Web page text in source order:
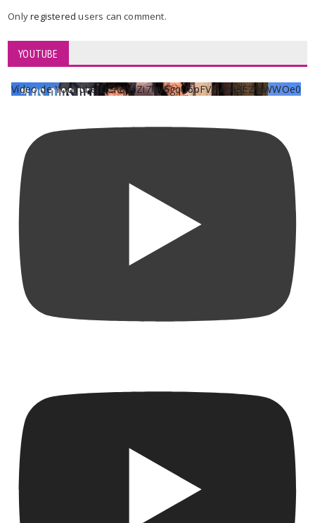
Onlyregisteredusers can comment.
YOUTUBE
Vídeo de YouTube UCKqYjiZi7lzy6gqU6pFVFiA_A3EZ9JWWOe0